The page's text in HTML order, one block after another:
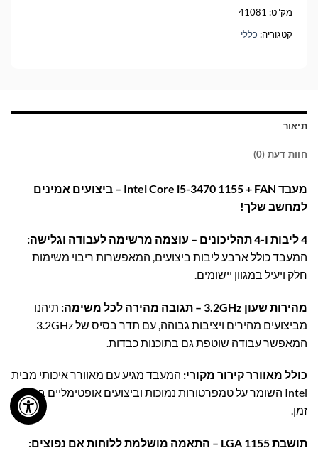
מק"ט: 41081
קטגוריה: כללי
תיאור
חוות דעת (0)
מעבד Intel Core i5-3470 1155 + FAN – ביצועים אמינים
למחשב שלך!
4 ליבות ו-4 תהליכונים – עוצמה מרשימה לעבודה וגלישה:
המעבד כולל ארבע ליבות ביצועים, המאפשרות ריבוי משימות
חלק ויעיל במגוון יישומים.
מהירות שעון 3.2GHz – תגובה מהירה לכל משימה:
תיהנו
מביצועים מהירים ויציבות גבוהה, עם תדר בסיס של 3.2GHz
המאפשר עבודה שוטפת גם בתוכנות כבדות.
כולל מאוורר קירור מקורי: המעבד מגיע עם מאוורר איכותי מבית
Intel השומר על טמפרטורות נמוכות וביצועים אופטימליים בכל
זמן.
תושבת LGA 1155 – התאמה מושלמת ללוחות אם נפוצים: